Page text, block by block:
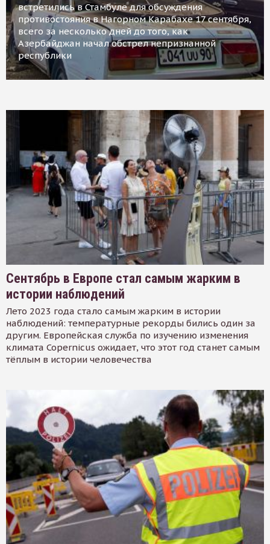
встретились в Стамбуле для обсуждения
противостояния в Нагорном Карабахе 17 сентября,
всего за несколько дней до того, как
Азербайджан начал обстрел непризнанной
республики
Сентябрь в Европе стал самым жарким в
истории наблюдений
Лето 2023 года стало самым жарким в истории
наблюдений: температурные рекорды бились один за
другим. Европейская служба по изучению изменения
климата Copernicus ожидает, что этот год станет самым
тёплым в истории человечества